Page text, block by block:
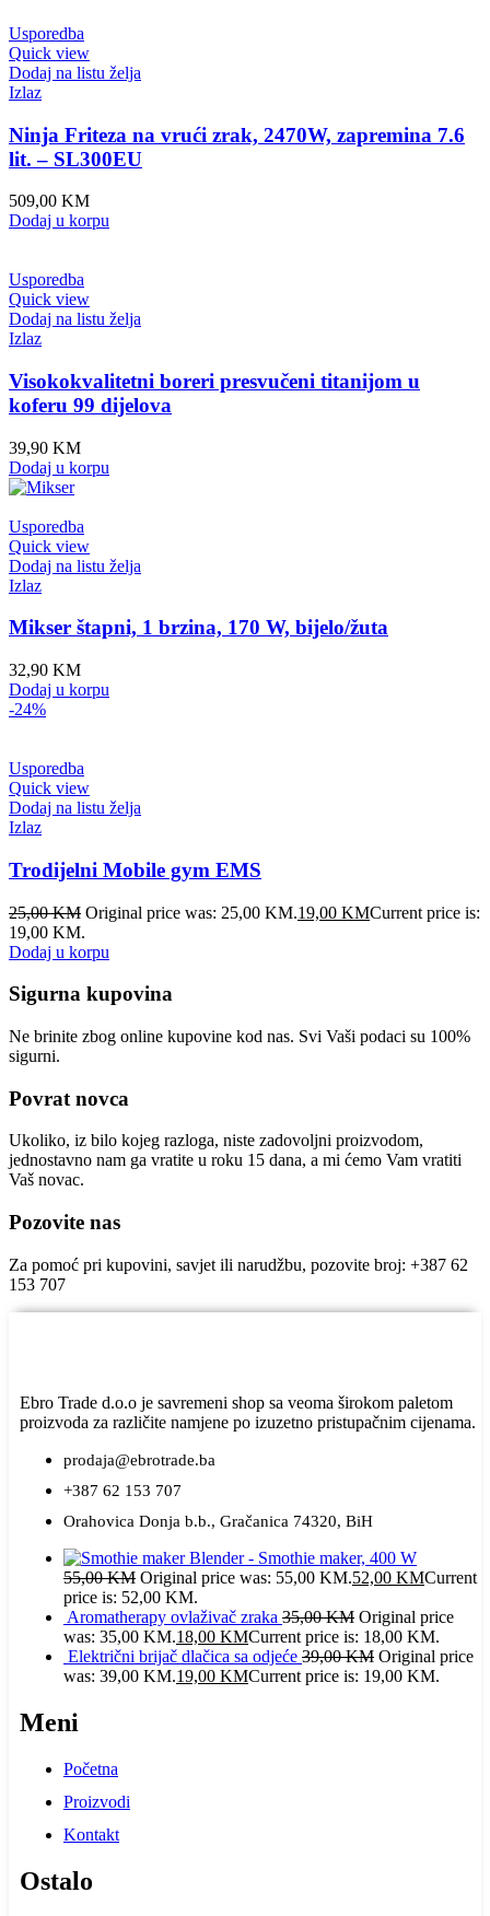
Usporedba
Quick view
Dodaj na listu želja
Izlaz
Ninja Friteza na vrući zrak, 2470W, zapremina 7.6
lit. – SL300EU
509,00 KM
Dodaj u korpu
Usporedba
Quick view
Dodaj na listu želja
Izlaz
Visokokvalitetni boreri presvučeni titanijom u
koferu 99 dijelova
39,90 KM
Dodaj u korpu
Usporedba
Quick view
Dodaj na listu želja
Izlaz
Mikser štapni, 1 brzina, 170 W, bijelo/žuta
32,90 KM
Dodaj u korpu
-24%
Usporedba
Quick view
Dodaj na listu želja
Izlaz
Trodijelni Mobile gym EMS
25,00KM Original price was: 25,00 KM.19,00 KMCurrent price is:
19,00 KM.
Dodaj u korpu
Sigurna kupovina
Ne brinite zbog online kupovine kod nas. Svi Vaši podaci su 100%
sigurni.
Povrat novca
Ukoliko, iz bilo kojeg razloga, niste zadovoljni proizvodom,
jednostavno nam ga vratite u roku 15 dana, a mi ćemo Vam vratiti
Vaš novac.
Pozovite nas
Za pomoć pri kupovini, savjet ili narudžbu, pozovite broj: +387 62
153 707
Ebro Trade d.o.o je savremeni shop sa veoma širokom paletom
proizvoda za različite namjene po izuzetno pristupačnim cijenama.
prodaja@ebrotrade.ba
+387 62 153 707
Orahovica Donja b.b., Gračanica 74320, BiH
Blender - Smothie maker, 400 W
55,00KM Original price was: 55,00 KM.52,00 KMCurrent
price is: 52,00 KM.
Aromatherapy ovlaživač zraka 35,00KM Original price
was: 35,00 KM.18,00 KMCurrent price is: 18,00 KM.
Električni brijač dlačica sa odjeće 39,00KM Original price
was: 39,00 KM.19,00 KMCurrent price is: 19,00 KM.
Meni
Početna
Proizvodi
Kontakt
Ostalo